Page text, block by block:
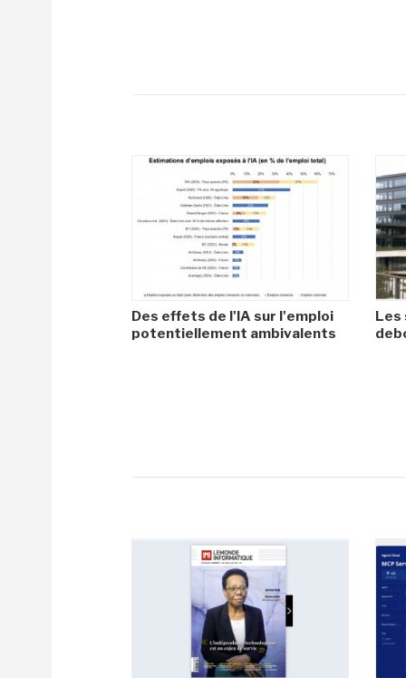
Des effets de l'IA sur l'emploi
potentiellement ambivalents
Les